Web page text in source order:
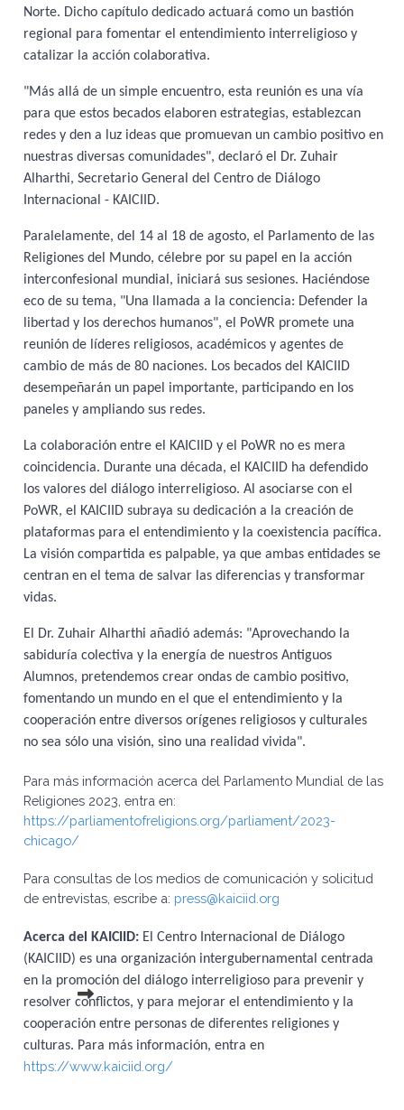
Norte. Dicho capítulo dedicado actuará como un bastión
regional para fomentar el entendimiento interreligioso y
catalizar la acción colaborativa.
"Más allá de un simple encuentro, esta reunión es una vía
para que estos becados elaboren estrategias, establezcan
redes y den a luz ideas que promuevan un cambio positivo en
nuestras diversas comunidades", declaró el Dr. Zuhair
Alharthi, Secretario General del Centro de Diálogo
Internacional - KAICIID.
Paralelamente, del 14 al 18 de agosto, el Parlamento de las
Religiones del Mundo, célebre por su papel en la acción
interconfesional mundial, iniciará sus sesiones. Haciéndose
eco de su tema, "Una llamada a la conciencia: Defender la
libertad y los derechos humanos", el PoWR promete una
reunión de líderes religiosos, académicos y agentes de
cambio de más de 80 naciones. Los becados del KAICIID
desempeñarán un papel importante, participando en los
paneles y ampliando sus redes.
La colaboración entre el KAICIID y el PoWR no es mera
coincidencia. Durante una década, el KAICIID ha defendido
los valores del diálogo interreligioso. Al asociarse con el
PoWR, el KAICIID subraya su dedicación a la creación de
plataformas para el entendimiento y la coexistencia pacífica.
La visión compartida es palpable, ya que ambas entidades se
centran en el tema de salvar las diferencias y transformar
vidas.
El Dr. Zuhair Alharthi añadió además: "Aprovechando la
sabiduría colectiva y la energía de nuestros Antiguos
Alumnos, pretendemos crear ondas de cambio positivo,
fomentando un mundo en el que el entendimiento y la
cooperación entre diversos orígenes religiosos y culturales
no sea sólo una visión, sino una realidad vivida".
Para más información acerca del Parlamento Mundial de las
https://parliamentofreligions.org/parliament/2023-
chicago/
Para consultas de los medios de comunicación y solicitud
de entrevistas, escribe a: press@kaiciid.org
Acerca del KAICIID: El Centro Internacional de Diálogo
(KAICIID) es una organización intergubernamental centrada
en la promoción del diálogo interreligioso para prevenir y
resolver conflictos, y para mejorar el entendimiento y la
cooperación entre personas de diferentes religiones y
culturas. Para más información, entra en
https://www.kaiciid.org/